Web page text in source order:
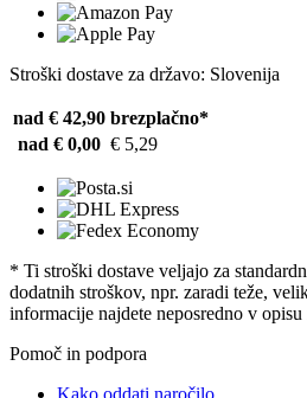
Stroški dostave za državo: Slovenija
nad € 42,90 brezplačno*
nad € 0,00 € 5,29
* Ti stroški dostave veljajo za
dodatnih stroškov, npr. zaradi teže,
informacije najdete neposredno v opisu
Pomoč in podpora
Kako oddati naročilo